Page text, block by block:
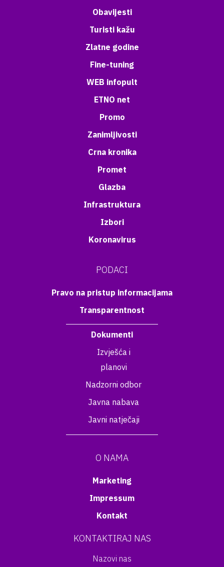
Obavijesti
Turisti kažu
Zlatne godine
Fine-tuning
WEB infopult
ETNO net
Promo
Zanimljivosti
Crna kronika
Promet
Glazba
Infrastruktura
Izbori
Koronavirus
PODACI
Pravo na pristup informacijama
Transparentnost
Dokumenti
Izvješća i
planovi
Nadzorni odbor
Javna nabava
Javni natječaji
O NAMA
Marketing
Impressum
Kontakt
KONTAKTIRAJ NAS
Nazovi nas